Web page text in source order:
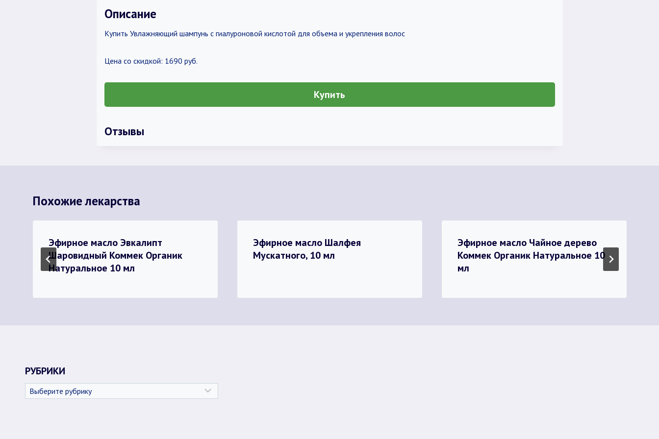
Описание
Купить Увлажняющий шампунь с гиалуроновой кислотой для объема и укрепления волос
Цена со скидкой: 1690 руб.
Купить
Отзывы
Похожие лекарства
Эфирное масло Эвкалипт
Шаровидный Коммек Органик
Натуральное 10 мл
Эфирное масло Шалфея
Мускатного, 10 мл
Эфирное масло Чайное дерево
Коммек Органик Натуральное 10
мл
РУБРИКИ
Рубрики